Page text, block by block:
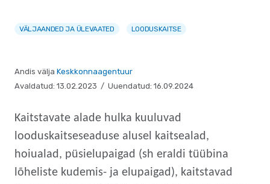
VÄLJAANDED JA ÜLEVAATED LOODUSKAITSE
Andis välja Keskkonnaagentuur
Avaldatud: 13.02.2023 / Uuendatud: 16.09.2024
Kaitstavate alade hulka kuuluvad
looduskaitseseaduse alusel kaitsealad,
hoiualad, püsielupaigad (sh eraldi tüübina
lõheliste kudemis- ja elupaigad), kaitstavad